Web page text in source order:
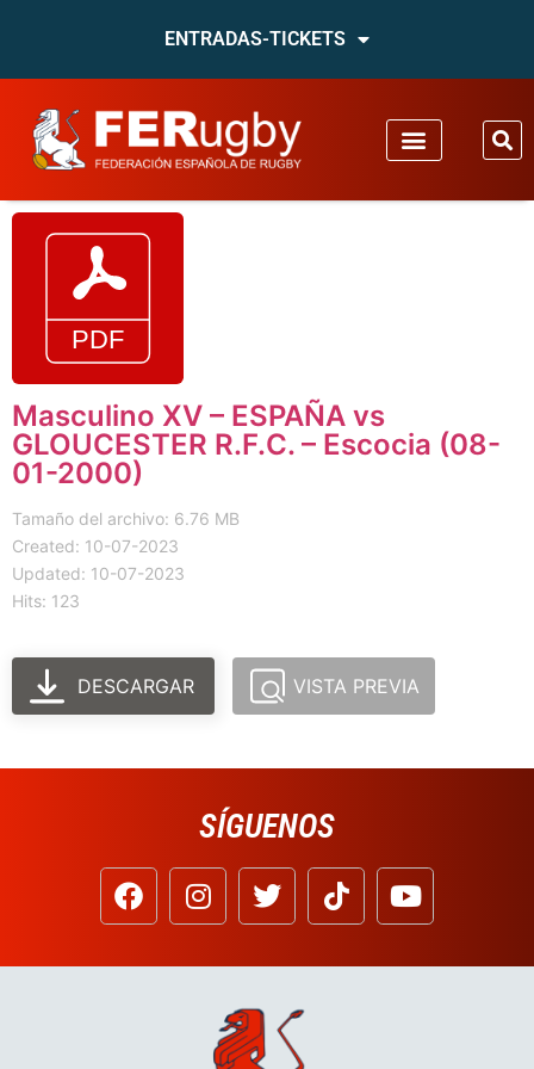
ENTRADAS-TICKETS
Masculino XV – ESPAÑA vs
GLOUCESTER R.F.C. – Escocia (08-
01-2000)
Tamaño del archivo: 6.76 MB
Created: 10-07-2023
Updated: 10-07-2023
Hits: 123
DESCARGAR VISTA PREVIA
SÍGUENOS